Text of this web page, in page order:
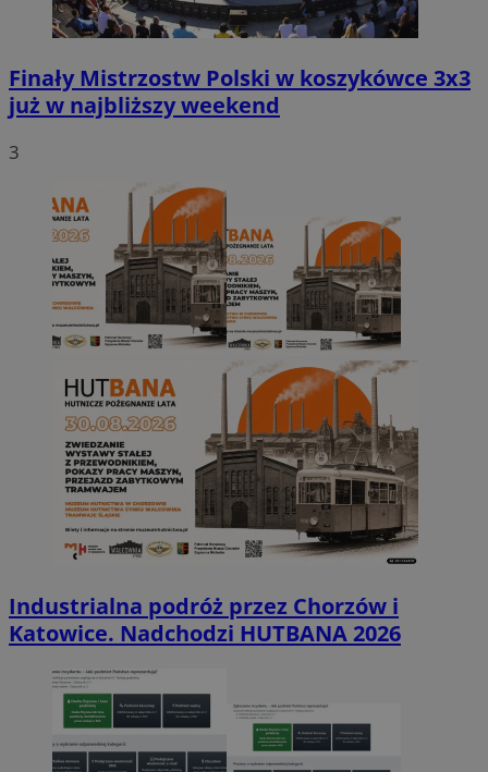
Finały Mistrzostw Polski w koszykówce 3x3
już w najbliższy weekend
3
Industrialna podróż przez Chorzów i
Katowice. Nadchodzi HUTBANA 2026